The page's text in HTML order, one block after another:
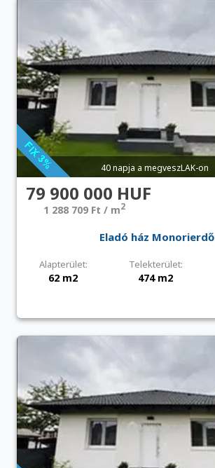
40 napja a megveszLAK-on
79 900 000 HUF
1 288 709 Ft / m2
Eladó ház Monorierdő
Alapterület: Telekterület:
62 m2 474 m2